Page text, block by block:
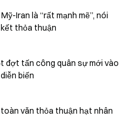
Iran là “rất mạnh mẽ”, nói
kết thỏa thuận
đợt tấn công quân sự mới vào
biến
văn thỏa thuận hạt nhân